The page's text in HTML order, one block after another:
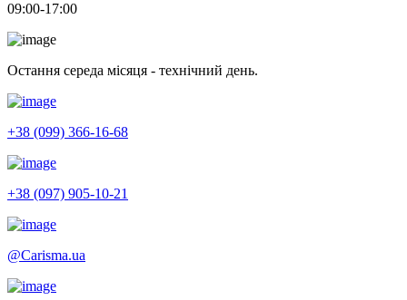
09:00-17:00
Остання середа місяця - технічний день.
+38 (099) 366-16-68
+38 (097) 905-10-21
@Carisma.ua